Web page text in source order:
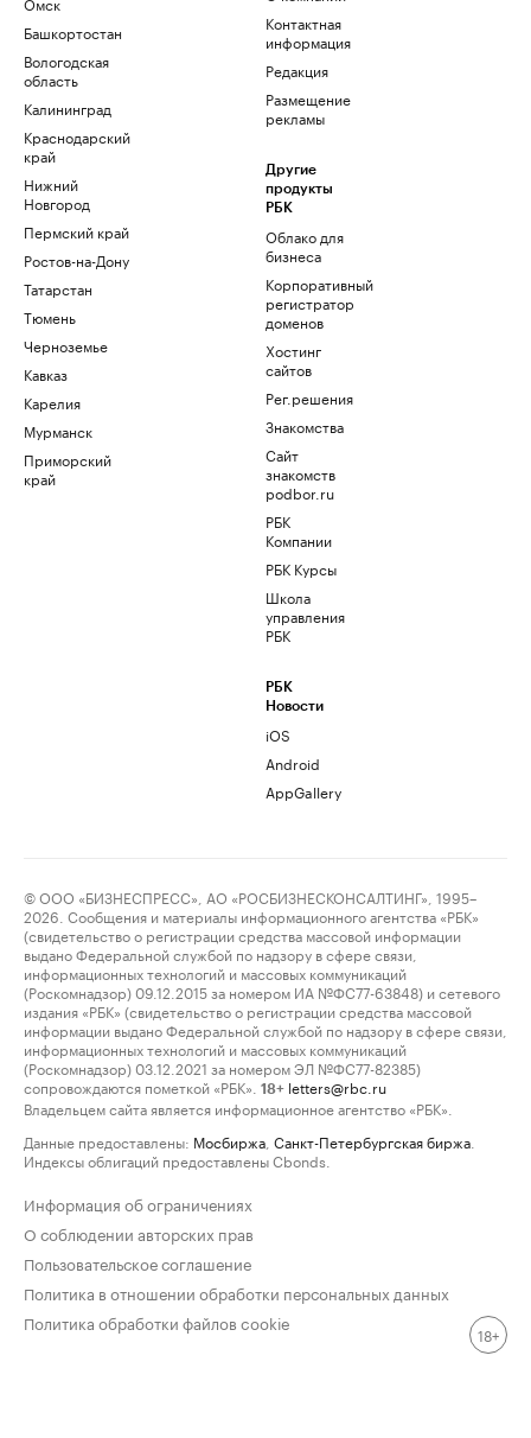
Башкортостан
Вологодская
область
Калининград
Краснодарский
край
Нижний
Новгород
Пермский край
Ростов-на-Дону
Татарстан
Тюмень
Черноземье
Кавказ
Карелия
Мурманск
Приморский
край
Контактная
информация
Редакция
Размещение
рекламы
Другие
продукты
РБК
Облако для
бизнеса
Корпоративный
регистратор
доменов
Хостинг
сайтов
Рег.решения
Знакомства
Сайт
знакомств
podbor.ru
РБК
Компании
РБК Курсы
Школа
управления
РБК
РБК
Новости
iOS
Android
AppGallery
© ООО «БИЗНЕСПРЕСС», АО «РОСБИЗНЕСКОНСАЛТИНГ», 1995–
2026. Сообщения и материалы информационного агентства «РБК»
(свидетельство о регистрации средства массовой информации
выдано Федеральной службой по надзору в сфере связи,
информационных технологий и массовых коммуникаций
(Роскомнадзор) 09.12.2015 за номером ИА №ФС77-63848) и сетевого
издания «РБК» (свидетельство о регистрации средства массовой
информации выдано Федеральной службой по надзору в сфере связи,
информационных технологий и массовых коммуникаций
(Роскомнадзор) 03.12.2021 за номером ЭЛ №ФС77-82385)
сопровождаются пометкой «РБК».
18+ letters@rbc.ru
Владельцем сайта является информационное агентство «РБК».
Данные предоставлены: Мосбиржа Санкт-Петербургская биржа
Индексы облигаций предоставлены Cbonds.
Информация об ограничениях
О соблюдении авторских прав
Пользовательское соглашение
Политика в отношении обработки персональных данных
Политика обработки файлов cookie
18+